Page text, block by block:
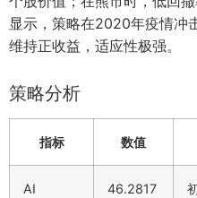
显示，策略在2020年疫情冲
维持正收益，适应性极强。
策略分析
指标 数值
AI
46.2817